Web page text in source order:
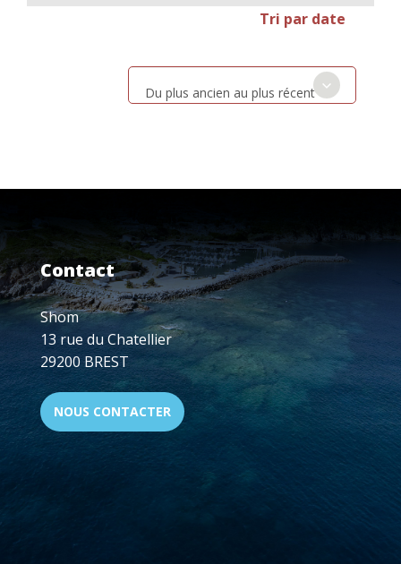
Tri par date
Du plus ancien au plus récent
Contact
Shom
13 rue du Chatellier
29200 BREST
NOUS CONTACTER